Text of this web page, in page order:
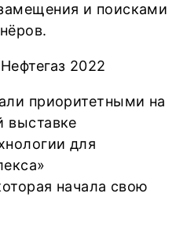
и поисками
приоритетными на
выставке
для
начала свою